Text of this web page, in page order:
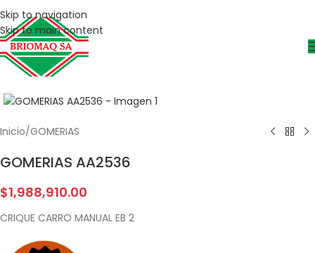
Skip to navigation
Skip to main content
Inicio/GOMERIAS
GOMERIAS AA2536
$1,988,910.00
CRIQUE CARRO MANUAL EB 2